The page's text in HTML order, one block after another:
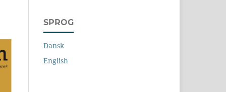
SPROG
Dansk
English